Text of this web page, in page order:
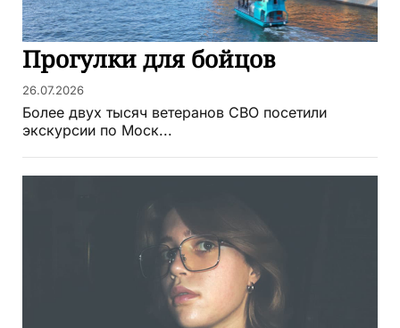
Прогулки для бойцов
26.07.2026
Более двух тысяч ветеранов СВО посетили
экскурсии по Моск...